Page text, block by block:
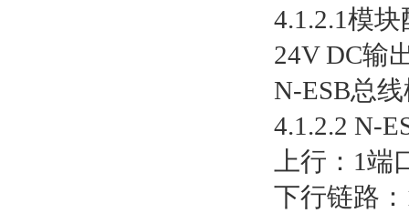
4.1.2.1模块
24V DC输
N-ESB总
4.1.2.2 N-
上行：1
下行链路